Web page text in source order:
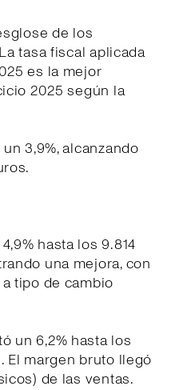
de los
tasa fiscal aplicada
es la mejor
2025 según la
3,9%, alcanzando
hasta los 9.814
una mejora, con
tipo de cambio
un 6,2% hasta los
El margen bruto llegó
de las ventas.